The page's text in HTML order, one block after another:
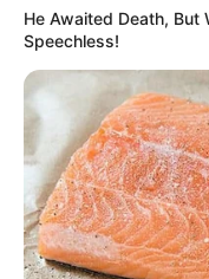
He Awaited Death, But
Speechless!